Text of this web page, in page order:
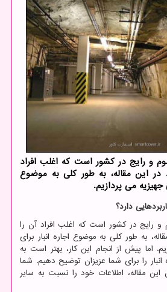
و رایج در کشور است که اغلب افراد
این مقاله، به طور کلی به موضوع
جهیزیه می پردازیم.
دارد؟
رایج در کشور است که اغلب افراد آن را
به طور کلی به موضوع اجاره انبار برای
اما پیش از انجام این کار، بهتر است به
را برای شما عزیزان توضیح دهیم. شما
مقاله، اطلاعات خود را نسبت به سایر